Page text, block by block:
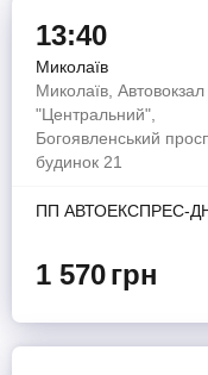
13:40
Миколаїв
Миколаїв, Автовокзал
"Центральний",
Богоявленський
будинок 21
ПП АВТОЕКСПРЕС-
1 570грн